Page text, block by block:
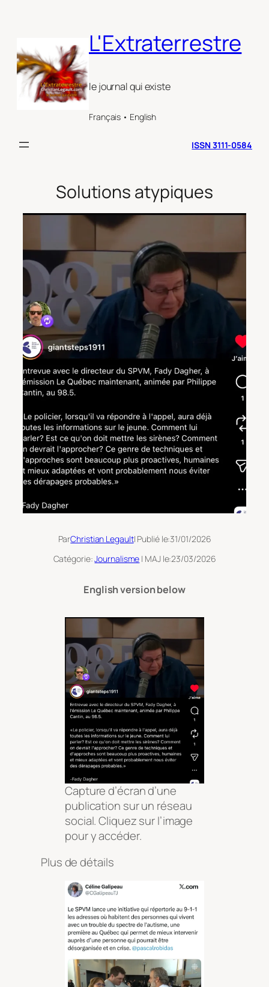
L'Extraterrestre
le journal qui existe
Français • English
ISSN 3111-0584
Solutions atypiques
ParChristian Legault| Publié le:31/01/2026
Catégorie:Journalisme | MAJ le:23/03/2026
English version below
Capture d’écran d’une
publication sur un réseau
social. Cliquez sur l’image
pour y accéder.
Plus de détails